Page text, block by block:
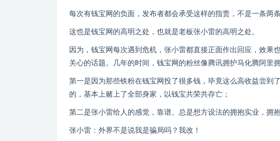
每次有钱宝网的负面，发布者都会承受这样的指责，不是一条两
这也是钱宝网的高明之处，也就是老板张小雷的高明之处。
因为，钱宝网每次遇到危机，张小雷都直接正面作出回应，效果
关心的话题。几年的时间，钱宝网的粉丝像腾讯拥护马化腾阿里
第一是因为那些铁粉在钱宝网投了很多钱，毕竟这么高收益尝到
的，基本上赌上了全部身家，以钱宝共荣共存亡；
第二是张小雷给人的感觉，靠谱。总是想方设法的拥抱实业，拥
张小雷：外界不是说我是骗局吗？我改！